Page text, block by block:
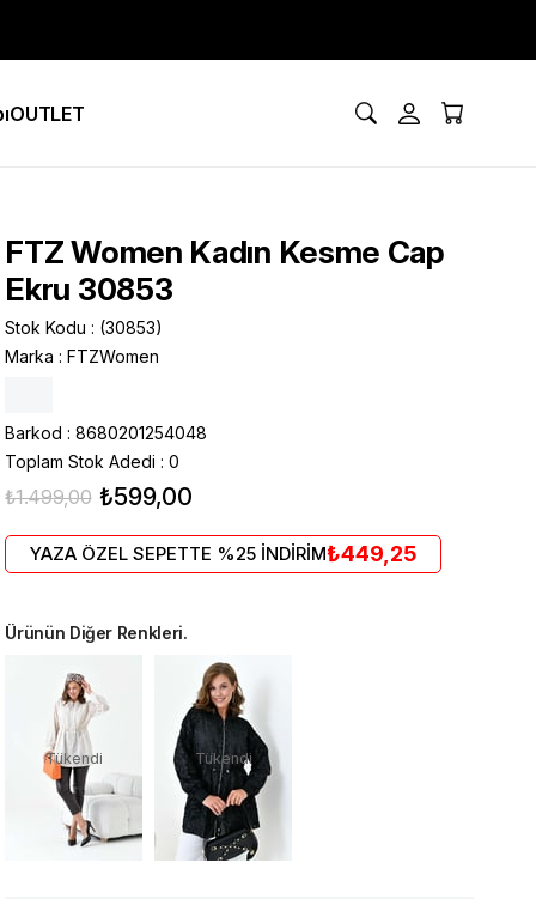
OUTLET
FTZ Women Kadın Kesme Cap
Ekru 30853
Stok Kodu
(30853)
Marka : FTZWomen
Barkod : 8680201254048
Toplam Stok Adedi : 0
₺1.499,00 ₺599,00
YAZA ÖZEL SEPETTE %25 İNDİRİM₺449,25
Ürünün Diğer Renkleri.
Tükendi Tükendi